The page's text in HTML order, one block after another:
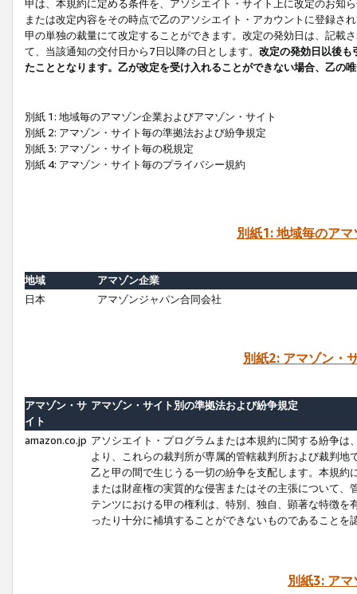
甲は、本規約に定める条件を、アソシエイト・サイト上に改定のお知
または改定内容をその時点で乙のアソシエイト・アカウントに登録さ
甲の単独の裁量にて改定することができます。改定の発効日は、記載
て、当該通知の交付日から7日以降の日とします。 改定の発効日以後も
たこととなります。乙が改定を受け入れることができない場合、乙の
別紙 1: 地域毎のアマゾン企業およびアマゾン・サイト
別紙 2: アマゾン・サイト毎の準拠法および紛争規定
別紙 3: アマゾン・サイト毎の税規定
別紙 4: アマゾン・サイト毎のプライバシー規約
別紙1: 地域毎のア
地域
アマゾン企業
日本
アマゾンジャパン合同会社
別紙2: アマゾン・
アマゾン・サ
イト
アマゾン・サイト別の準拠法および紛争規定
amazon.co.jp アソシエイト・プログラムまたは本規約に関する紛争
より、これらの裁判所が専属的管轄裁判所および裁判
乙と甲の間で生じうる一切の紛争を支配します。本規
または財産権の実質的な侵害またはその主張について
テンツにおける甲の権利は、特別、独自、顕著な特徴
ったり十分に補填することができないものであることを
別紙3: ア